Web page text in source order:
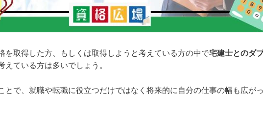
を取得した方、もしくは取得しようと考えている方の中で宅建士とのダ
えている方は多いでしょう。
とで、就職や転職に役立つだけではなく将来的に自分の仕事の幅も広が